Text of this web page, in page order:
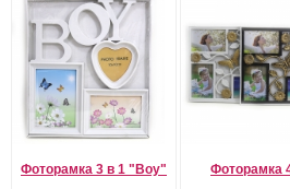
Фоторамка 3 в 1 "Boy" Фоторамка